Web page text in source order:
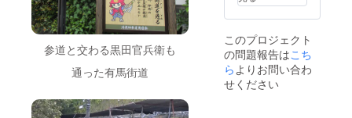
参道と交わる黒田官兵衛も
通った有馬街道
※G
メール
部、
「迷惑
メー
ル」
メール
アドレ
URLと
パス
ワード
をお送
りいた
信の注
意事項
下の
ページ
にて視
聴環境
を事前
このプロジェクト
の問題報告はこち
らよりお問い合わ
せください